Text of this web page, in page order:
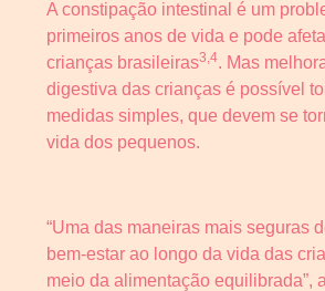
A constipação intestinal é um
primeiros anos de vida e pode
crianças brasileiras3,4. Mas
digestiva das crianças é possível
medidas simples, que devem se
vida dos pequenos.
“Uma das maneiras mais seguras
bem-estar ao longo da vida das
meio da alimentação equilibrada”,